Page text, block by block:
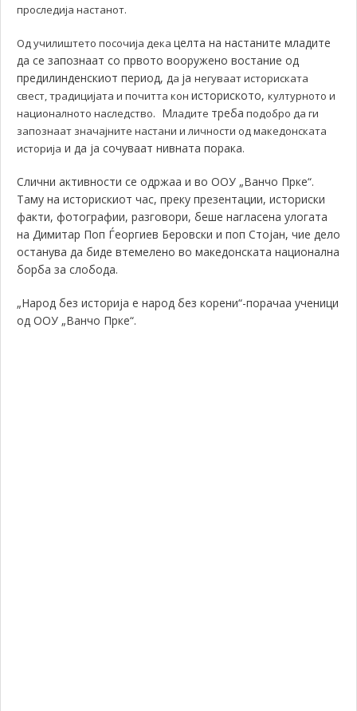
проследија настанот.
Од училиштето посочија дека целта на настаните младите
да се запознаат со првото вооружено востание од
предилинденскиот период, да ја негуваат историската
свест, традицијата и почитта кон историското, културното и
националното наследство. Младите треба подобро да ги
запознаат значајните настани и личности од македонската
историја и да ја сочуваат нивната порака.
Слични активности се одржаа и во ООУ „Ванчо Прке“.
Таму на историскиот час, преку презентации, историски
факти, фотографии, разговори, беше нагласена улогата
на Димитар Поп Ѓеоргиев Беровски и поп Стојан, чие дело
останува да биде втемелено во македонската национална
борба за слобода.
„Народ без историја е народ без корени“-порачаа ученици
од ООУ „Ванчо Прке“.